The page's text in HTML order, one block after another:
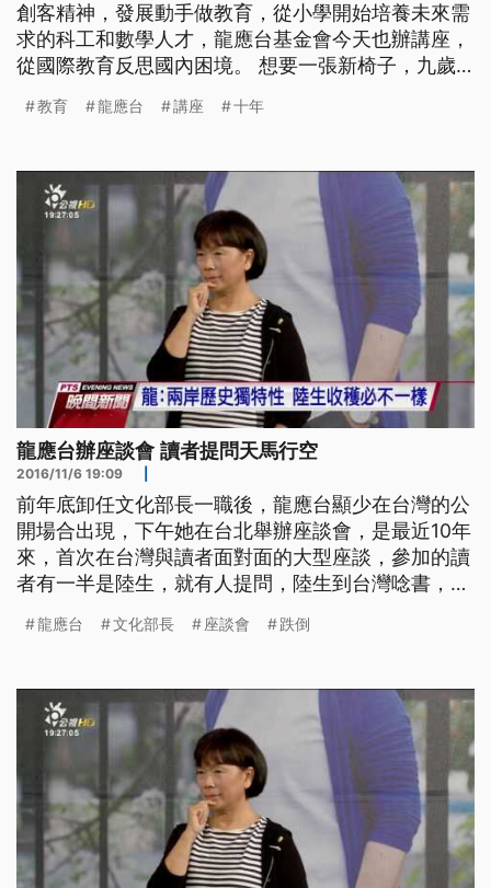
創客精神，發展動手做教育，從小學開始培養未來需
求的科工和數學人才，龍應台基金會今天也辦講座，
從國際教育反思國內困境。 想要一張新椅子，九歲
十歲的孩子得先了解如何聚集太陽光，他們都是美國
方法 而不是強迫我們去做 我覺得很棒 很喜歡在這裡
教育 龍應台 講座 十年
龍應台辦座談會 讀者提問天馬行空
2016/11/6 19:09
前年底卸任文化部長一職後，龍應台顯少在台灣的公
開場合出現，下午她在台北舉辦座談會，是最近10年
來，首次在台灣與讀者面對面的大型座談，參加的讀
者有一半是陸生，就有人提問，陸生到台灣唸書，究
努力的 還有邊做邊跌倒 邊站起來的過程裡頭 大陸的
到他跌倒的地方 他怎麼爬起來 說不定我可以避
龍應台 文化部長 座談會 跌倒